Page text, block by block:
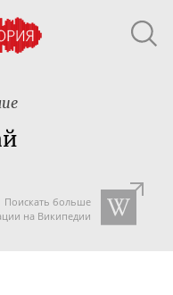
Поискать больше
на Википедии